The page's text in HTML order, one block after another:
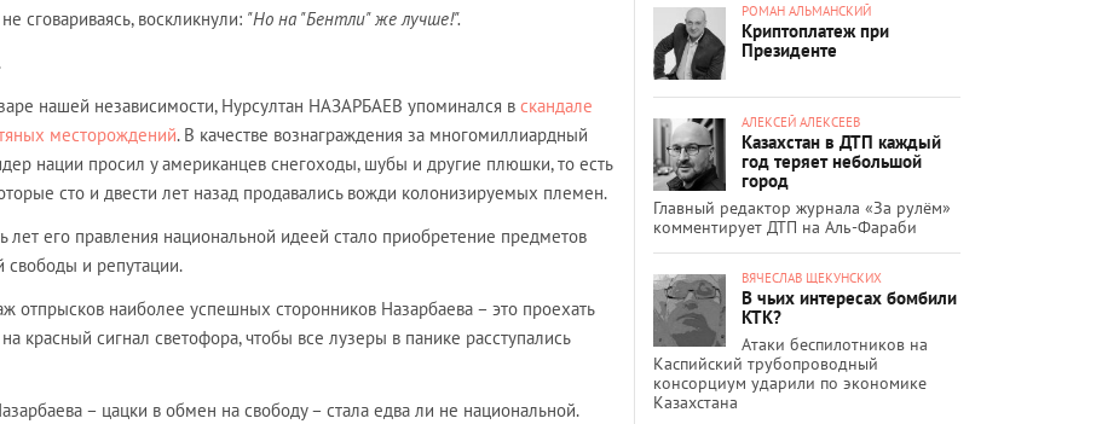
сговариваясь, воскликнули: "Но на "Бентли" же лучше!".
нашей независимости, Нурсултан НАЗАРБАЕВ упоминался в скандале
месторождений. В качестве вознаграждения за многомиллиардный
нации просил у американцев снегоходы, шубы и другие плюшки, то есть
сто и двести лет назад продавались вожди колонизируемых племен.
лет его правления национальной идеей стало приобретение предметов
и репутации.
отпрысков наиболее успешных сторонников Назарбаева – это проехать
красный сигнал светофора, чтобы все лузеры в панике расступались
– цацки в обмен на свободу – стала едва ли не национальной.
РОМАН АЛЬМАНСКИЙ
Криптоплатеж при
Президенте
АЛЕКСЕЙ АЛЕКСЕЕВ
Казахстан в ДТП каждый
год теряет небольшой
город
Главный редактор журнала «За рулём»
комментирует ДТП на Аль-Фараби
ВЯЧЕСЛАВ ЩЕКУНСКИХ
В чьих интересах бомбили
КТК?
Атаки беспилотников на
Каспийский трубопроводный
консорциум ударили по экономике
Казахстана